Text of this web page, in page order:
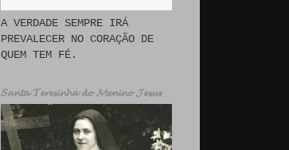
A VERDADE SEMPRE IRÁ
PREVALECER NO CORAÇÃO DE
QUEM TEM FÉ.
𝓢𝓪𝓷𝓽𝓪 𝓣𝓮𝓻𝓮𝓼𝓲𝓷𝓱𝓪 𝓭𝓸 𝓜𝓮𝓷𝓲𝓷𝓸 𝓙𝓮𝓼𝓾𝓼